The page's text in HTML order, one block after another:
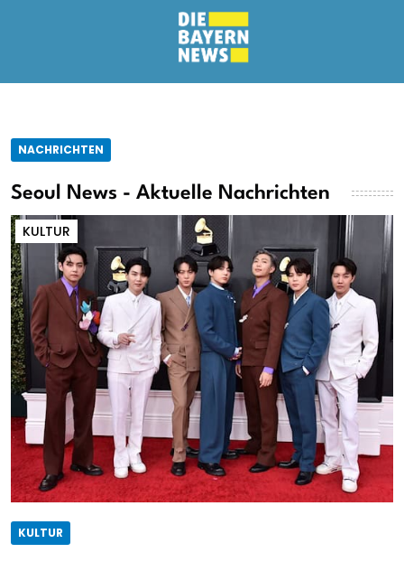
NACHRICHTEN
Seoul News - Aktuelle Nachrichten
KULTUR
KULTUR